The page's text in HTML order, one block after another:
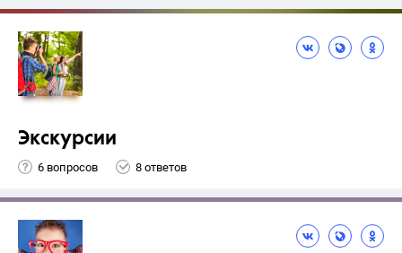
Экскурсии
6 вопросов 8 ответов